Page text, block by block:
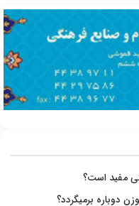
مفید است؟
دوباره برمیگردد؟